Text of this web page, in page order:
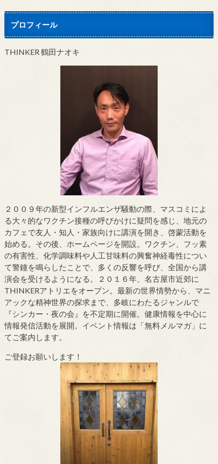
プロフィール
THINKER 鶴田ナオキ
２００９年の新型インフルエンザ騒動の際、マスコミによ
る大々的なワクチン接種の呼びかけに疑問を感じ、地元の
カフェで友人・知人・家族向けに講演を開き、啓蒙活動を
始める。その後、ホームページを開設。ワクチン、フッ素
の有害性、化学調味料や人工甘味料の興奮神経毒性につい
て警鐘を鳴らしたことで、多くの反響を呼び、全国から講
演会を受けるようになる。２０１６年、名古屋市近郊に
THINKERアトリエをオープン。最新の世界情勢から、マニ
アックな精神世界の探求まで、多岐にわたるジャンルで
『シンカー・夜の会』を不定期に開催。健康情報を中心に
情報発信活動を展開。イベント情報は「無料メルマガ」に
てご案内します。
ご登録お願いします！